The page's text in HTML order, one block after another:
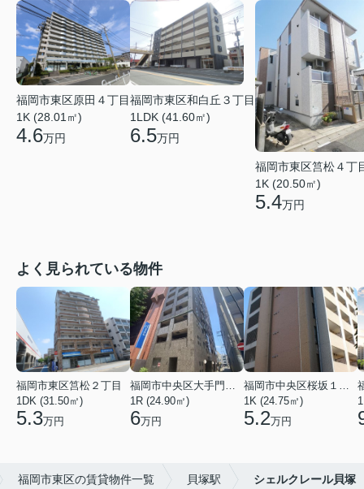
福岡市東区原田４丁目
1K (28.01㎡)
4.6万円
福岡市東区和白丘３丁目
1LDK (41.60㎡)
6.5万円
福岡市東区筥松４丁
1K (20.50㎡)
5.4万円
よく見られている物件
福岡市東区筥松２丁目
1DK (31.50㎡)
5.3万円
1R (24.90㎡)
6万円
1K (24.75㎡)
5.2万円
福岡市東区の賃貸物件一覧 貝塚駅 シェルクレール貝塚